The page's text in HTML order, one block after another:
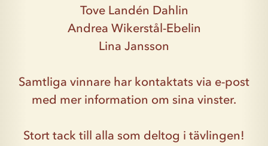
Tove Landén Dahlin
Andrea Wikerstål-Ebelin
Lina Jansson
Samtliga vinnare har kontaktats via e-post
med mer information om sina vinster.
Stort tack till alla som deltog i tävlingen!